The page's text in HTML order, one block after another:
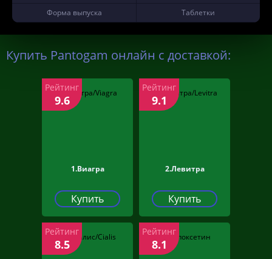
Форма выпуска
Таблетки
Купить Pantogam онлайн с доставкой:
1.Виагра
Купить
Рейтинг
9.6
2.Левитра
Купить
Рейтинг
9.1
Рейтинг
8.5
Рейтинг
8.1